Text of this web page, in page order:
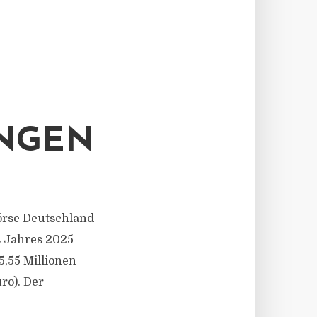
Deutschland
2025
Millionen
Der